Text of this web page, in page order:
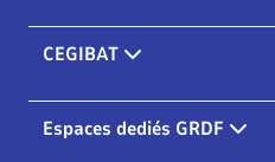
CEGIBAT
Espaces dediés GRDF